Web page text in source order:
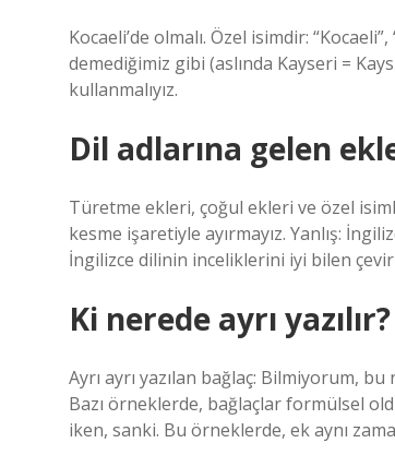
Kocaeli’de olmalı. Özel isimdir:
demediğimiz gibi (aslında Kayseri =
kullanmalıyız.
Dil adlarına gelen
Türetme ekleri, çoğul ekleri ve özel
kesme işaretiyle ayırmayız. Yanlış:
İngilizce dilinin inceliklerini iyi bilen
Ki nerede ayrı yazılır?
Ayrı ayrı yazılan bağlaç: Bilmiyorum,
Bazı örneklerde, bağlaçlar formülsel
iken, sanki. Bu örneklerde, ek aynı